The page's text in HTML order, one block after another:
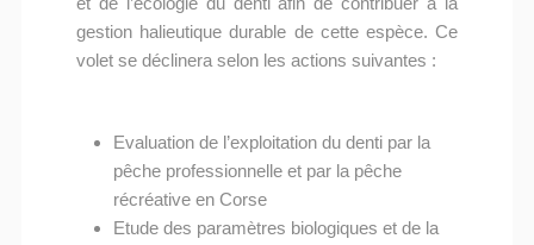
gestion halieutique durable de cette espèce. Ce
volet se déclinera selon les actions suivantes :
Evaluation de l’exploitation du denti par la
pêche professionnelle et par la pêche
récréative en Corse
Etude des paramètres biologiques et de la